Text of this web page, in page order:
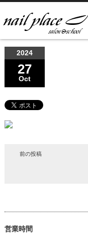
2024
27
Oct
前の投稿
営業時間